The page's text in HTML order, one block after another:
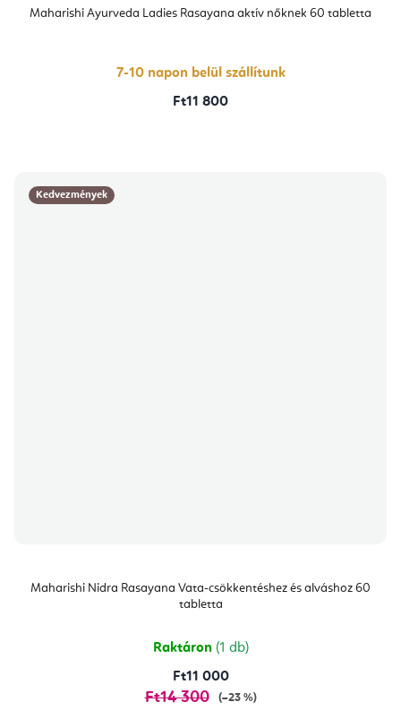
Maharishi Ayurveda Ladies Rasayana aktív nőknek 60 tabletta
átlagos
értékelése
csillag.
7-10 napon belül szállítunk
Ft11 800
Kedvezmények
Maharishi Nidra Rasayana Vata-csökkentéshez és alváshoz 60
tabletta
Raktáron (1 db)
Ft11 000
Ft14 300 (–23 %)